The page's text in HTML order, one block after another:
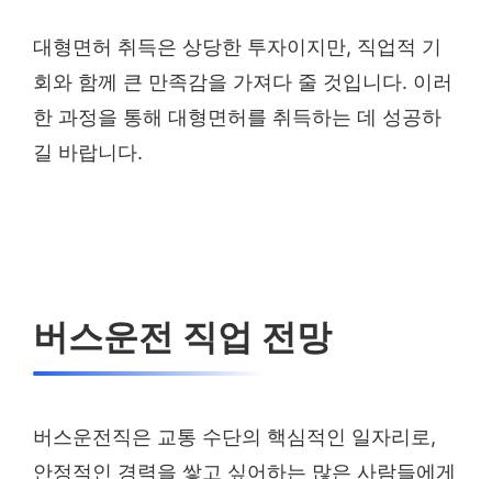
대형면허 취득은 상당한 투자이지만, 직업적 기
회와 함께 큰 만족감을 가져다 줄 것입니다. 이러
한 과정을 통해 대형면허를 취득하는 데 성공하
길 바랍니다.
버스운전 직업 전망
버스운전직은 교통 수단의 핵심적인 일자리로,
안정적인 경력을 쌓고 싶어하는 많은 사람들에게